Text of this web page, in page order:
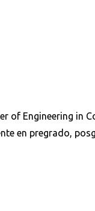
of Engineering in
en pregrado,